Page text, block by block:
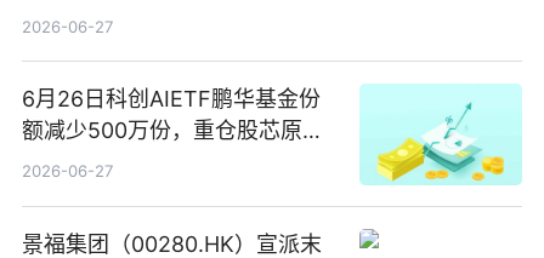
2026-06-27
6月26日科创AIETF鹏华基金份
额减少500万份，重仓股芯原股
份、寒武纪、澜起科技 观速讯
2026-06-27
景福集团（00280.HK）宣派末